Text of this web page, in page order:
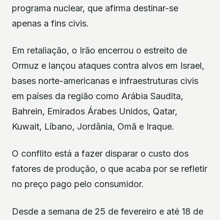
programa nuclear, que afirma destinar-se
apenas a fins civis.
Em retaliação, o Irão encerrou o estreito de
Ormuz e lançou ataques contra alvos em Israel,
bases norte-americanas e infraestruturas civis
em países da região como Arábia Saudita,
Bahrein, Emirados Árabes Unidos, Qatar,
Kuwait, Líbano, Jordânia, Omã e Iraque.
O conflito está a fazer disparar o custo dos
fatores de produção, o que acaba por se refletir
no preço pago pelo consumidor.
Desde a semana de 25 de fevereiro e até 18 de